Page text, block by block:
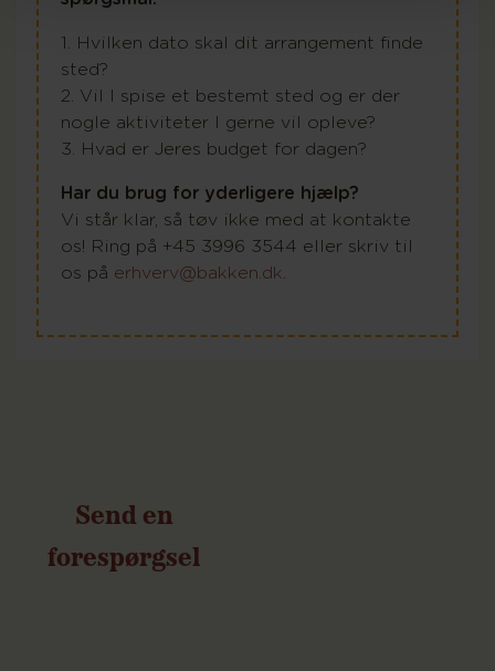
1. Hvilken dato skal dit arrangement finde
sted?
2. Vil I spise et bestemt sted og er der
nogle aktiviteter I gerne vil opleve?
3. Hvad er Jeres budget for dagen?
Har du brug for yderligere hjælp?
Vi står klar, så tøv ikke med at kontakte
os! Ring på +45 3996 3544 eller skriv til
os på erhverv@bakken.dk.
Send en
forespørgsel